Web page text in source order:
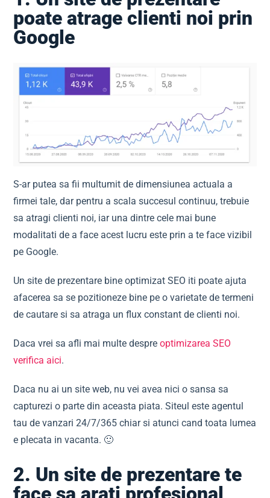
poate atrage clienti noi prin
Google
S-ar putea sa fii multumit de dimensiunea actuala a
firmei tale, dar pentru a scala succesul continuu, trebuie
sa atragi clienti noi, iar una dintre cele mai bune
modalitati de a face acest lucru este prin a te face vizibil
pe Google.
Un site de prezentare bine optimizat SEO iti poate ajuta
afacerea sa se pozitioneze bine pe o varietate de termeni
de cautare si sa atraga un flux constant de clienti noi.
Daca vrei sa afli mai multe despreoptimizarea SEO
verifica aici.
Daca nu ai un site web, nu vei avea nici o sansa sa
capturezi o parte din aceasta piata. Siteul este agentul
tau de vanzari 24/7/365 chiar si atunci cand toata lumea
e plecata in vacanta. 🙂
2. Un site de prezentare te